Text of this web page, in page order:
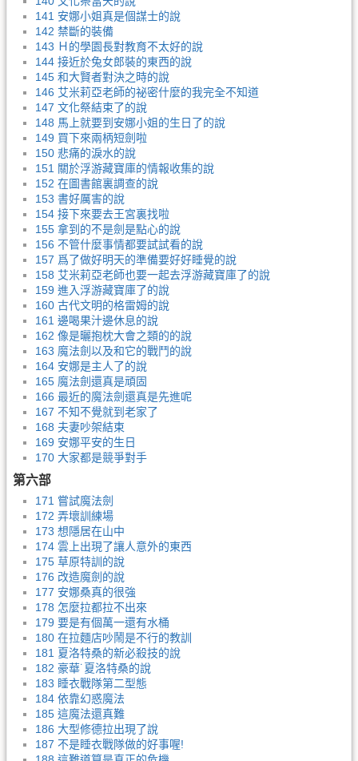
141 安娜小姐真是個謀士的說
142 禁斷的裝備
143 Ｈ的學園長對教育不太好的說
144 接近於兔女郎裝的東西的說
145 和大賢者對決之時的說
146 艾米莉亞老師的祕密什麼的我完全不知道
147 文化祭結束了的說
148 馬上就要到安娜小姐的生日了的說
149 買下來兩柄短劍啦
150 悲痛的淚水的說
151 關於浮游藏寶庫的情報收集的說
152 在圖書館裏調查的說
153 書好厲害的說
154 接下來要去王宮裏找啦
155 拿到的不是劍是點心的說
156 不管什麼事情都要試試看的說
157 爲了做好明天的準備要好好睡覺的說
158 艾米莉亞老師也要一起去浮游藏寶庫了的說
159 進入浮游藏寶庫了的說
160 古代文明的格雷姆的說
161 邊喝果汁邊休息的說
162 像是曬抱枕大會之類的的說
163 魔法劍以及和它的戰鬥的說
164 安娜是主人了的說
165 魔法劍還真是頑固
166 最近的魔法劍還真是先進呢
167 不知不覺就到老家了
168 夫妻吵架結束
169 安娜平安的生日
170 大家都是競爭對手
第六部
171 嘗試魔法劍
172 弄壞訓練場
173 想隱居在山中
174 雲上出現了讓人意外的東西
175 草原特訓的說
176 改造魔劍的說
177 安娜桑真的很強
178 怎麼拉都拉不出來
179 要是有個萬一還有水桶
180 在拉麵店吵鬧是不行的教訓
181 夏洛特桑的新必殺技的說
182 豪華˙夏洛特桑的說
183 睡衣戰隊第二型態
184 依靠幻惑魔法
185 這魔法還真難
186 大型修德拉出現了說
187 不是睡衣戰隊做的好事喔!